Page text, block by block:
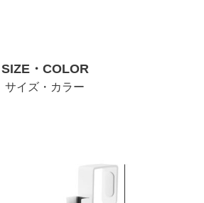
SIZE・COLOR
サイズ・カラー